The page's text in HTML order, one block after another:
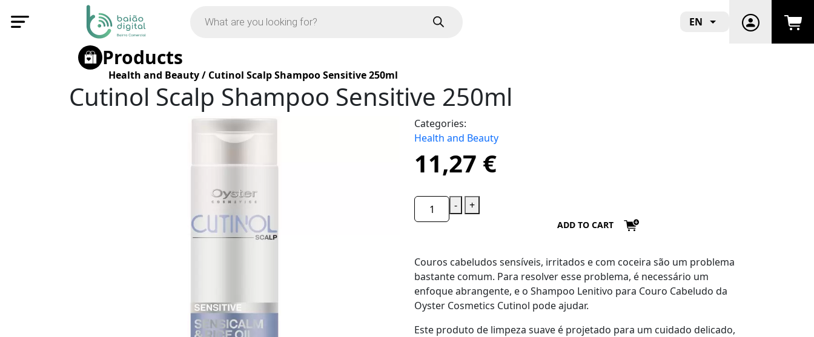
EN
Products
Health and Beauty/ Cutinol Scalp Shampoo Sensitive 250ml
Cutinol Scalp Shampoo Sensitive 250ml
Categories:
Health and Beauty
11,27 €
- +
ADD TO CART
Couros cabeludos sensíveis, irritados e com coceira são um problema
bastante comum. Para resolver esse problema, é necessário um
enfoque abrangente, e o Shampoo Lenitivo para Couro Cabeludo da
Oyster Cosmetics Cutinol pode ajudar.
​Este produto de limpeza suave é projetado para um cuidado delicado,